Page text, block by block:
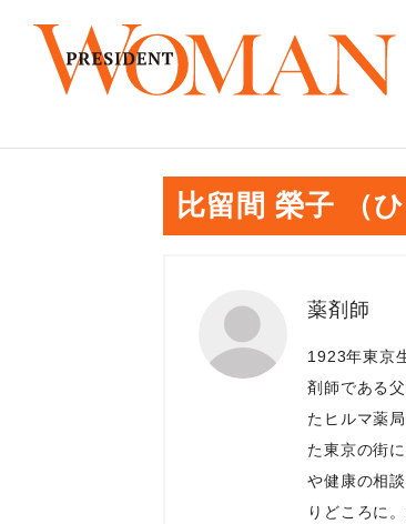
比留間 榮子 （
薬剤師
1923年東京
剤師である
たヒルマ薬
た東京の街
や健康の相
りどころに